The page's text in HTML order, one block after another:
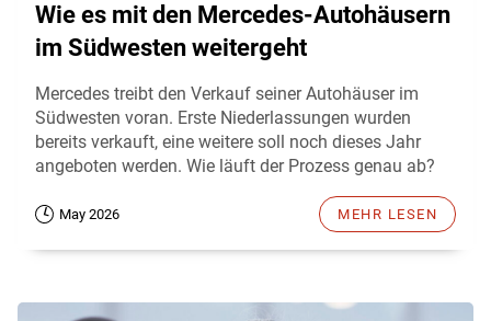
Wie es mit den Mercedes-Autohäusern
im Südwesten weitergeht
Mercedes treibt den Verkauf seiner Autohäuser im
Südwesten voran. Erste Niederlassungen wurden
bereits verkauft, eine weitere soll noch dieses Jahr
angeboten werden. Wie läuft der Prozess genau ab?
May 2026 MEHR LESEN